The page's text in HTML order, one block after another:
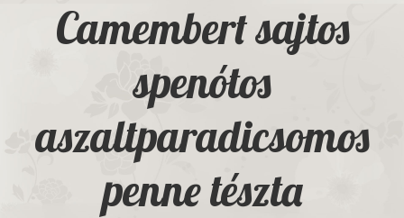
Camembert sajtos
spenótos
aszaltparadicsomos
penne tészta